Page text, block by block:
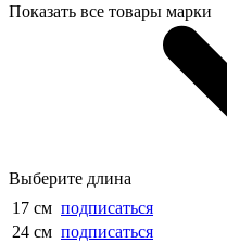
Показать все товары марки
Выберите длина
17 см подписаться
24 см подписаться